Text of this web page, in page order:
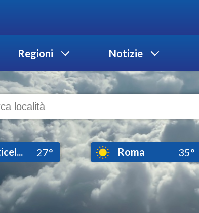
Regioni Notizie
27° Roma 35°